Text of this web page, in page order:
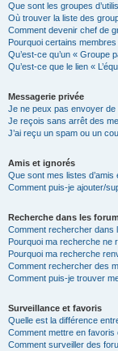
Que sont les groupes
Où trouver la liste des
Comment devenir chef de
Pourquoi certains
Qu’est-ce qu’un « Groupe
Qu’est-ce que le lien «
Messagerie privée
Je ne peux pas envoyer
Je reçois sans arrêt des
J’ai reçu un spam ou un
Amis et ignorés
Que sont mes listes d’amis
Comment puis-je ajouter/
Recherche dans les
Comment rechercher dans
Pourquoi ma recherche ne
Pourquoi ma recherche
Comment rechercher des
Comment puis-je trouver
Surveillance et favoris
Quelle est la différence
Comment mettre en
Comment surveiller des